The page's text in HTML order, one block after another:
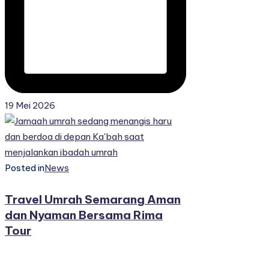
19 Mei 2026
Posted inNews
Travel Umrah Semarang Aman
dan Nyaman Bersama Rima
Tour